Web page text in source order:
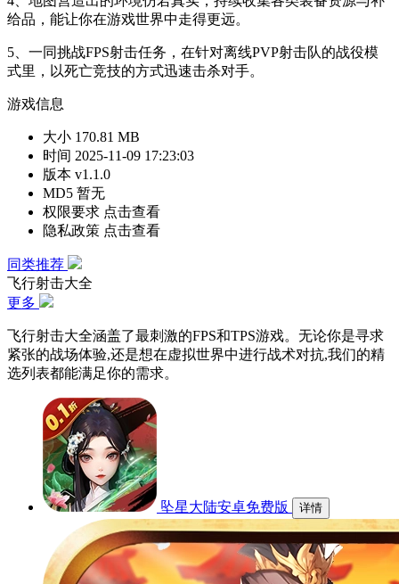
给品，能让你在游戏世界中走得更远。
5、一同挑战FPS射击任务，在针对离线PVP射击队的战役模
式里，以死亡竞技的方式迅速击杀对手。
游戏信息
大小 170.81 MB
时间 2025-11-09 17:23:03
版本 v1.1.0
MD5 暂无
权限要求 点击查看
隐私政策 点击查看
同类推荐
飞行射击大全
更多
飞行射击大全涵盖了最刺激的FPS和TPS游戏。无论你是寻求
紧张的战场体验,还是想在虚拟世界中进行战术对抗,我们的精
选列表都能满足你的需求。
坠星大陆安卓免费版 详情